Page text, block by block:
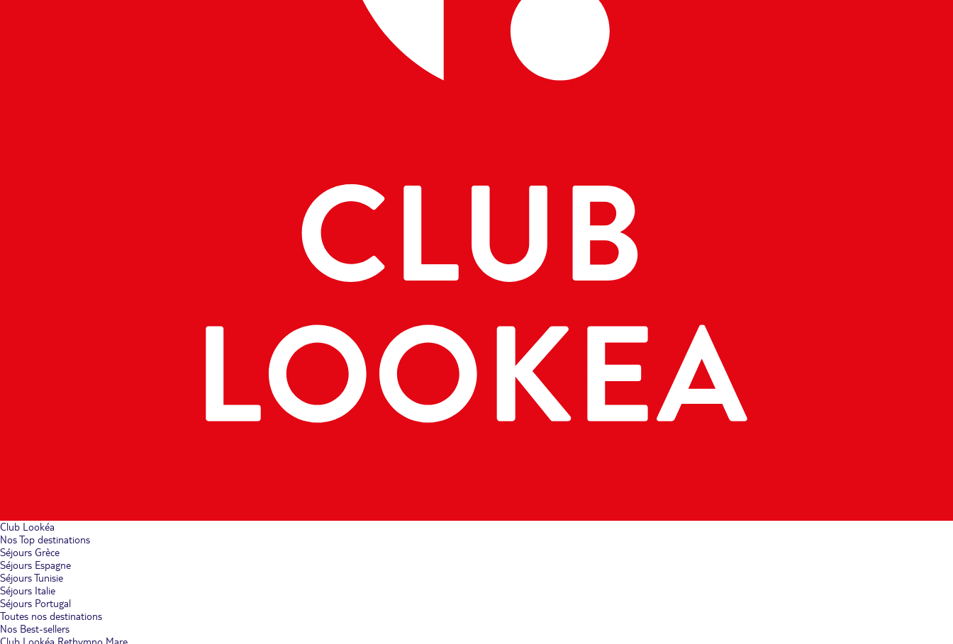
Club Lookéa
Nos Top destinations
Séjours Grèce
Séjours Espagne
Séjours Tunisie
Séjours Italie
Séjours Portugal
Toutes nos destinations
Nos Best-sellers